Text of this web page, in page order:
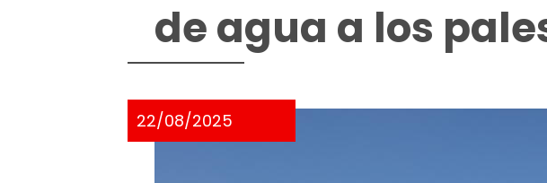
de agua a los
22/08/2025